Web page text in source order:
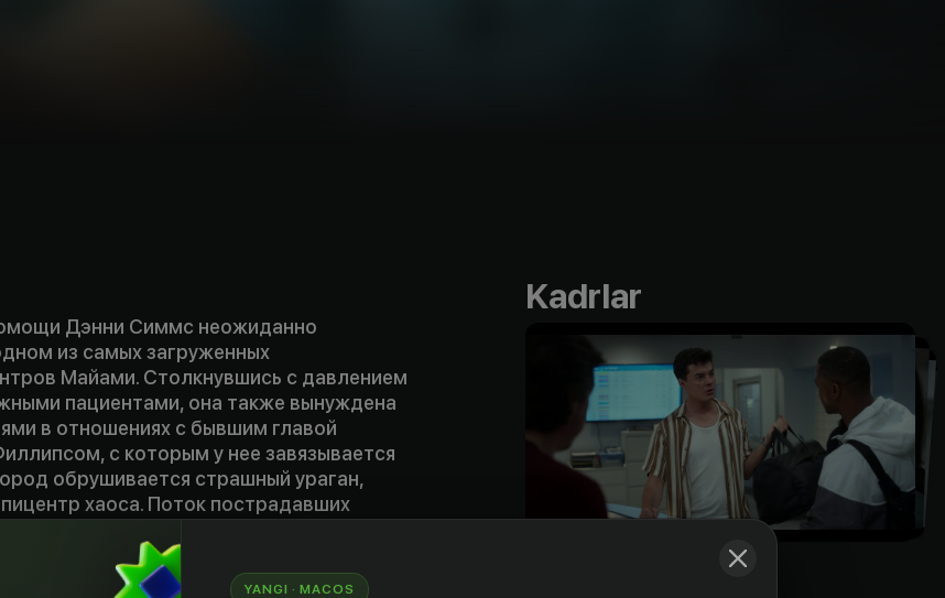
Дэнни Симмс неожиданно
из самых загруженных
Майами. Столкнувшись с давлением
пациентами, она также вынуждена
в отношениях с бывшим главой
с которым у нее завязывается
обрушивается страшный ураган,
хаоса. Поток пострадавших
к лицу с испытаниями, которые
и стойкость на прочность.
Kadrlar
YANGI · MACOS